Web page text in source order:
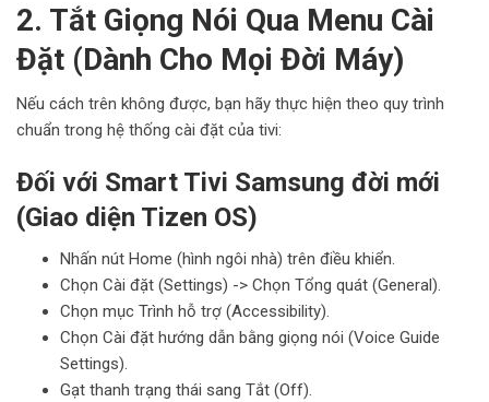
2. Tắt Giọng Nói Qua Menu Cài
Đặt (Dành Cho Mọi Đời Máy)
Nếu cách trên không được, bạn hãy thực hiện theo quy trình
chuẩn trong hệ thống cài đặt của tivi:
Đối với Smart Tivi Samsung đời mới
(Giao diện Tizen OS)
Nhấn nút Home (hình ngôi nhà) trên điều khiển.
Chọn Cài đặt (Settings) -> Chọn Tổng quát (General).
Chọn mục Trình hỗ trợ (Accessibility).
Chọn Cài đặt hướng dẫn bằng giọng nói (Voice Guide
Settings).
Gạt thanh trạng thái sang Tắt (Off).